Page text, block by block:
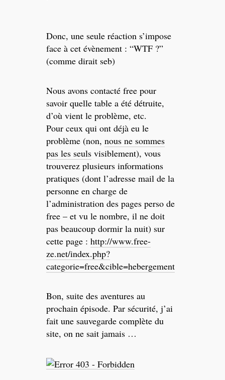
Donc, une seule réaction s’impose
face à cet évènement : “WTF ?”
(comme dirait seb)
Nous avons contacté free pour
savoir quelle table a été détruite,
d’où vient le problème, etc.
Pour ceux qui ont déjà eu le
problème (non, nous ne sommes
pas les seuls visiblement), vous
trouverez plusieurs informations
pratiques (dont l’adresse mail de la
personne en charge de
l’administration des pages perso de
free – et vu le nombre, il ne doit
pas beaucoup dormir la nuit) sur
cette page : http://www.free-
ze.net/index.php?
categorie=free&cible=hebergement
Bon, suite des aventures au
prochain épisode. Par sécurité, j’ai
fait une sauvegarde complète du
site, on ne sait jamais …